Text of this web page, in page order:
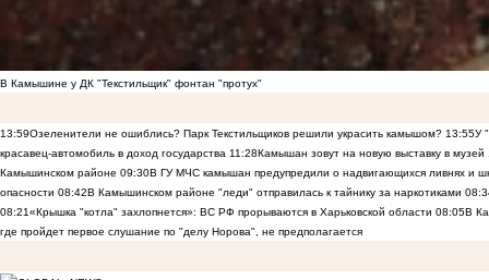
В Камышине у ДК "Текстильщик" фонтан "протух"
13:59Озеленители не ошиблись? Парк Текстильщиков решили украсить камышом? 13:55У
красавец-автомобиль в доход государства 11:28Камышан зовут на новую выставку в музей
Камышинском районе 09:30В ГУ МЧС камышан предупредили о надвигающихся ливнях и
опасности 08:42В Камышинском районе "леди" отправилась к тайнику за наркотиками
08:21«Крышка "котла" захлопнется»: ВС РФ прорываются в Харьковской области 08:05В
где пройдет первое слушание по "делу Норова", не предполагается